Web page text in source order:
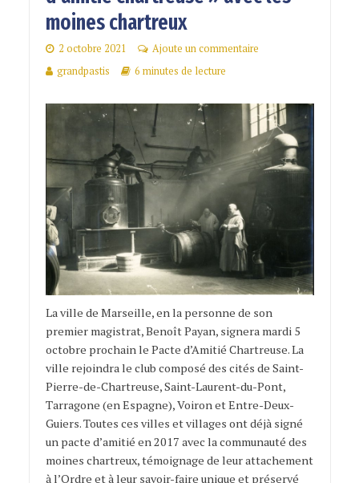
moines chartreux
2 octobre 2021
Ajoute un commentaire
grandpastis
6 minutes de lecture
La ville de Marseille, en la personne de son
premier magistrat, Benoît Payan, signera mardi 5
octobre prochain le Pacte d’Amitié Chartreuse. La
ville rejoindra le club composé des cités de Saint-
Pierre-de-Chartreuse, Saint-Laurent-du-Pont,
Tarragone (en Espagne), Voiron et Entre-Deux-
Guiers. Toutes ces villes et villages ont déjà signé
un pacte d’amitié en 2017 avec la communauté des
moines chartreux, témoignage de leur attachement
à l’Ordre et à leur savoir-faire unique et préservé